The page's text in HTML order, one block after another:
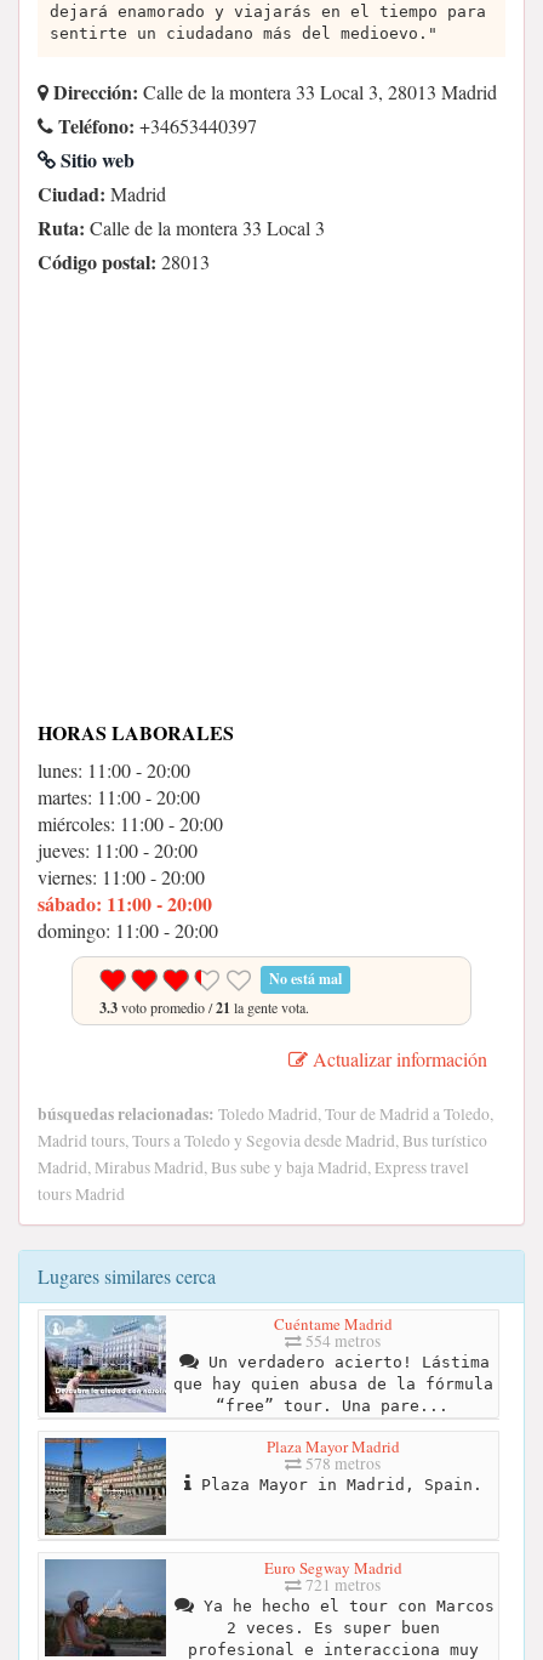
dejará enamorado y viajarás en el tiempo para
sentirte un ciudadano más del medioevo."
Dirección: Calle de la montera 33 Local 3, 28013 Madrid
Teléfono: +34653440397
Sitio web
Ciudad: Madrid
Ruta: Calle de la montera 33 Local 3
Código postal: 28013
HORAS LABORALES
lunes: 11:00 - 20:00
martes: 11:00 - 20:00
miércoles: 11:00 - 20:00
jueves: 11:00 - 20:00
viernes: 11:00 - 20:00
sábado: 11:00 - 20:00
domingo: 11:00 - 20:00
No está mal
3.3voto promedio /21 la gente vota.
Actualizar información
búsquedas relacionadas: Toledo Madrid, Tour de Madrid a Toledo,
Madrid tours, Tours a Toledo y Segovia desde Madrid, Bus turístico
Madrid, Mirabus Madrid, Bus sube y baja Madrid, Express travel
tours Madrid
Lugares similares cerca
Cuéntame Madrid
554 metros
Un verdadero acierto! Lástima
que hay quien abusa de la fórmula
“free” tour. Una pare...
Plaza Mayor Madrid
578 metros
Plaza Mayor in Madrid, Spain.
Euro Segway Madrid
721 metros
Ya he hecho el tour con Marcos
2 veces. Es super buen
profesional e interacciona muy